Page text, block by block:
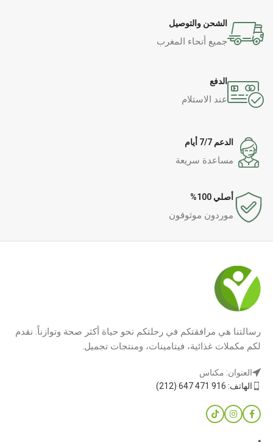
الشحن والتوصيل
جميع أنحاء المغرب
الدفع
عند الاستلام
الدعم 7/7 أيام
مساعدة سريعة
أصلي 100%
موردون موثوقون
رسالتنا هي مرافقتكم في رحلتكم نحو حياة أكثر صحة وتوازناً. نقدم
لكم مكملات غذائية، فيتامينات، ومنتجات تجميل.
العنوان: مكناس
الهاتف: 916 471 647 (212)